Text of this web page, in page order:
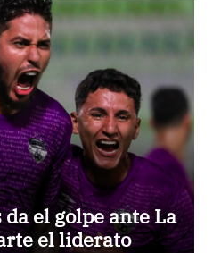
el golpe ante La
el liderato